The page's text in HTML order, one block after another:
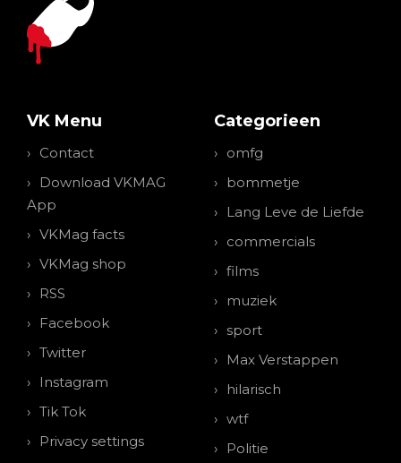
VK Menu
Contact
Download VKMAG
App
VKMag facts
VKMag shop
RSS
Facebook
Twitter
Instagram
Tik Tok
Privacy settings
Categorieen
omfg
bommetje
Lang Leve de Liefde
commercials
films
muziek
sport
Max Verstappen
hilarisch
wtf
Politie